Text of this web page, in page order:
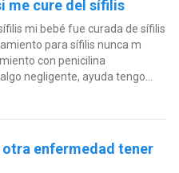
me cure del sífilis
mi bebé fue curada de sífilis
para sífilis nunca m
con penicilina
negligente, ayuda tengo...
otra enfermedad tener